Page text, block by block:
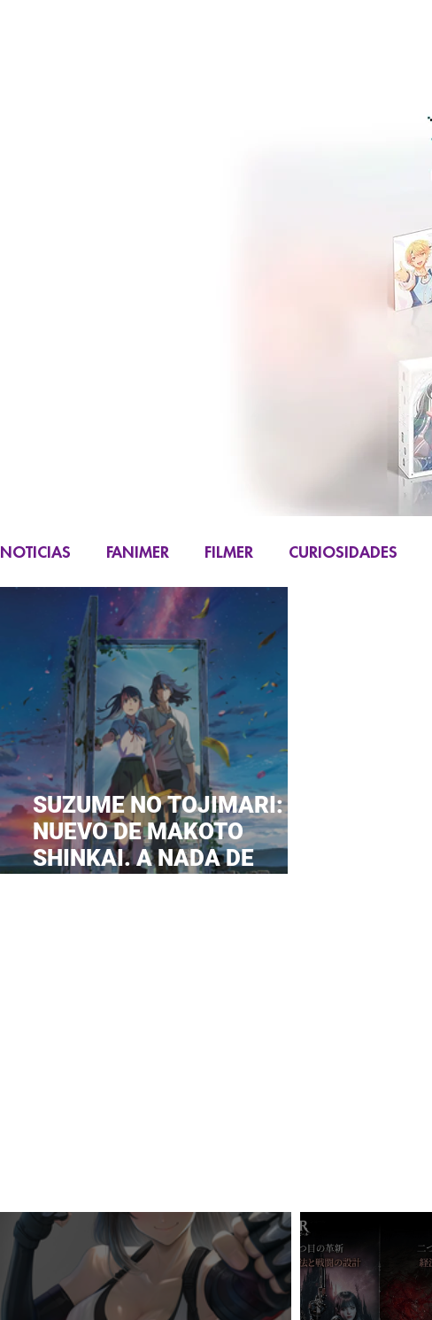
NOTICIAS FANIMER FILMER CURIOSIDADES
FIGURAS K-CONTENT
SUZUME NO TOJIMARI: LO
NUEVO DE MAKOTO
SHINKAI. A NADA DE